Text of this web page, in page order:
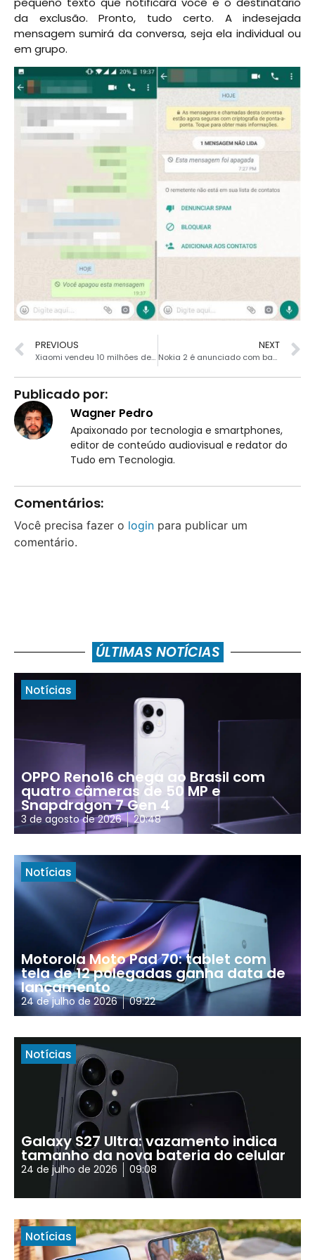
da exclusão. Pronto, tudo certo. A indesejada
mensagem sumirá da conversa, seja ela individual ou
em grupo.
PREVIOUS
Xiaomi vendeu 10 milhões de smartphones em outubro
NEXT
Nokia 2 é anunciado com bateria de grande capacidade e Android Nougat
Publicado por:
Wagner Pedro
Apaixonado por tecnologia e smartphones,
editor de conteúdo audiovisual e redator do
Tudo em Tecnologia.
Comentários:
Você precisa fazer o login para publicar um
comentário.
ÚLTIMAS NOTÍCIAS
Notícias
OPPO Reno16 chega ao Brasil com
quatro câmeras de 50 MP e
Snapdragon 7 Gen 4
3 de agosto de 2026 20:48
Notícias
Motorola Moto Pad 70: tablet com
tela de 12 polegadas ganha data de
lançamento
24 de julho de 2026 09:22
Notícias
Galaxy S27 Ultra: vazamento indica
tamanho da nova bateria do celular
24 de julho de 2026 09:08
Notícias